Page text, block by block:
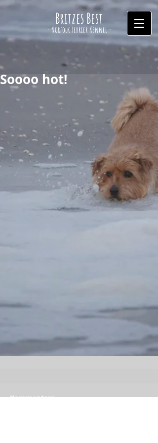
Britzes Best
- Norfolk Terrier Kennel -
Soooo hot!
Kommentare